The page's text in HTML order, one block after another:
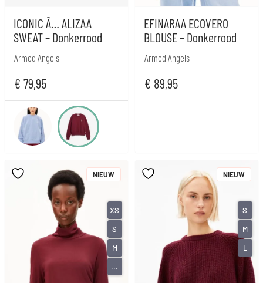
ICONIC Ã… ALIZAA
SWEAT – Donkerrood
Armed Angels
€ 79,95
EFINARAA ECOVERO
BLOUSE – Donkerrood
Armed Angels
€ 89,95
NIEUW
XS
S
M
...
NIEUW
S
M
L